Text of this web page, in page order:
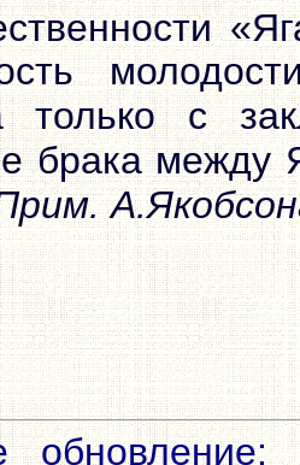
только с
брака между
обновление: